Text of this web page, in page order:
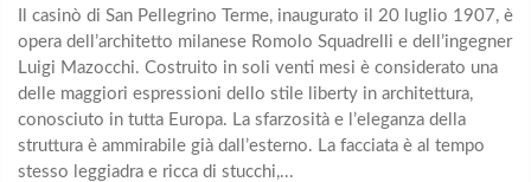
Il casinò di San Pellegrino Terme, inaugurato il 20 luglio 1907, è
opera dell’architetto milanese Romolo Squadrelli e dell’ingegner
Luigi Mazocchi. Costruito in soli venti mesi è considerato una
delle maggiori espressioni dello stile liberty in architettura,
conosciuto in tutta Europa. La sfarzosità e l’eleganza della
struttura è ammirabile già dall’esterno. La facciata è al tempo
stesso leggiadra e ricca di stucchi,...